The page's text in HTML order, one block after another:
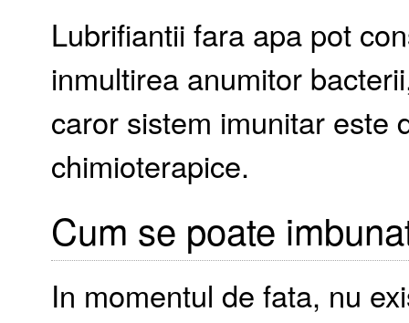
Lubrifiantii fara apa pot
inmultirea anumitor
caror sistem imunitar este
chimioterapice.
Cum se poate
In momentul de fata, nu